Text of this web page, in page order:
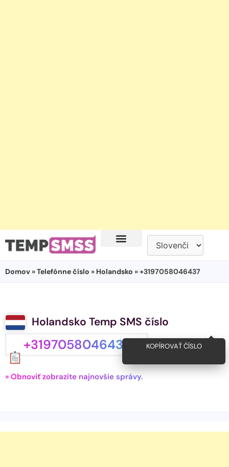
Domov »Telefónne číslo » Holandsko » +3197058046437
Holandsko Temp SMS číslo
+3197058046437 KOPÍROVAŤ ČÍSLO
» Obnoviť zobrazíte najnovšie správy.